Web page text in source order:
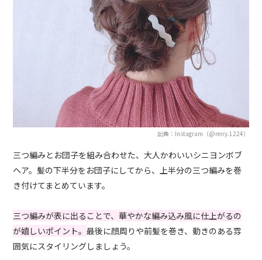
出典：Instagram（@reiry.1224）
三つ編みとお団子を組み合わせた、大人かわいいシニヨンボブ
ヘア。髪の下半分をお団子にしてから、上半分の三つ編みを巻
き付けてまとめています。
三つ編みが表に出ることで、華やかな編み込み風に仕上がるの
が嬉しいポイント。最後に顔周りや前髪を巻き、動きのある雰
囲気にスタイリングしましょう。